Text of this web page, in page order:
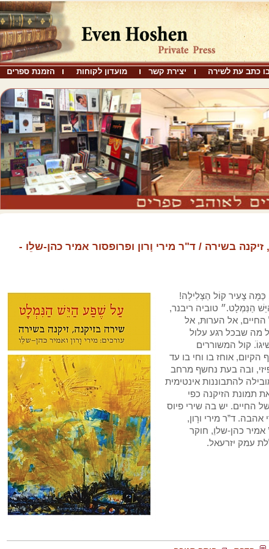
כתב עת לשירה יצירת קשר מועדון לקוחות הזמנת ספרים
בשירה / ד"ר מירי וָרון ופרופסור אמיר כהן-שלֵו -
צָעִיר קוֹל הַצְּלִילָה!
הַנִּמְלָט.״ טוביה ריבנר,
החיים, אל הערותּ, אל
מה שבכל רגע עלול
קול המשוררים
הקיום, אוחז בו וחי בו עד
ובה בעת נחשף מרחב
להתבוננות אינטימית
תמונת הזיקנה כפי
יש בה שירי פיוס
אהבה. ד”ר מירי ורָון,
אמיר כהן-שלוֵ, חוקר
עמק יזרעאל.